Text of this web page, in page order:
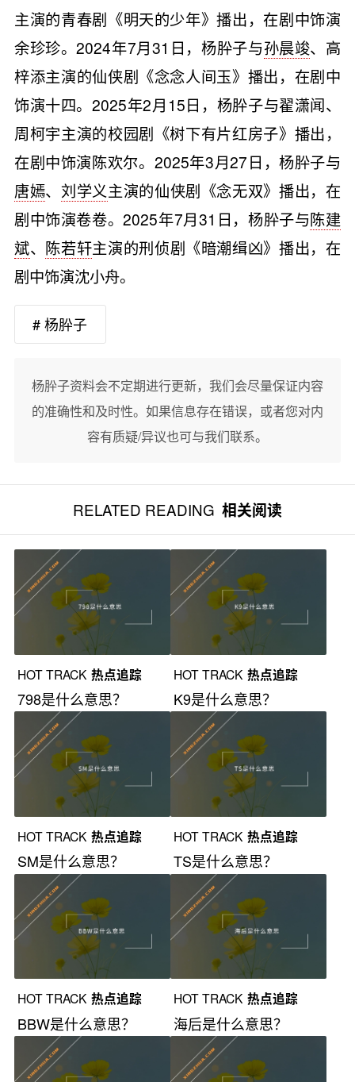
主演的青春剧《明天的少年》播出，在剧中饰演
余珍珍。2024年7月31日，杨肸子与孙晨竣、高
梓添主演的仙侠剧《念念人间玉》播出，在剧中
饰演十四。2025年2月15日，杨肸子与翟潇闻、
周柯宇主演的校园剧《树下有片红房子》播出，
在剧中饰演陈欢尔。2025年3月27日，杨肸子与
唐嫣、 刘学义主演的仙侠剧《念无双》播出，在
剧中饰演卷卷。2025年7月31日，杨肸子与陈建
斌、 陈若轩主演的刑侦剧《暗潮缉凶》播出，在
剧中饰演沈小舟。
# 杨肸子
杨肸子资料会不定期进行更新，我们会尽量保证内容
的准确性和及时性。如果信息存在错误，或者您对内
容有质疑/异议也可与我们联系。
RELATED READING 相关阅读
HOT TRACK 热点追踪
798是什么意思？
HOT TRACK 热点追踪
K9是什么意思？
HOT TRACK 热点追踪
SM是什么意思？
HOT TRACK 热点追踪
TS是什么意思？
HOT TRACK 热点追踪
BBW是什么意思？
HOT TRACK 热点追踪
海后是什么意思？